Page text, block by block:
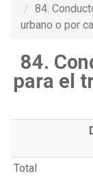
84.
urbano o por
84.
para el
Total